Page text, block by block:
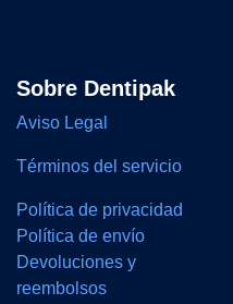
Sobre Dentipak
Aviso Legal
Términos del servicio
Política de privacidad
Política de envío
Devoluciones y
reembolsos